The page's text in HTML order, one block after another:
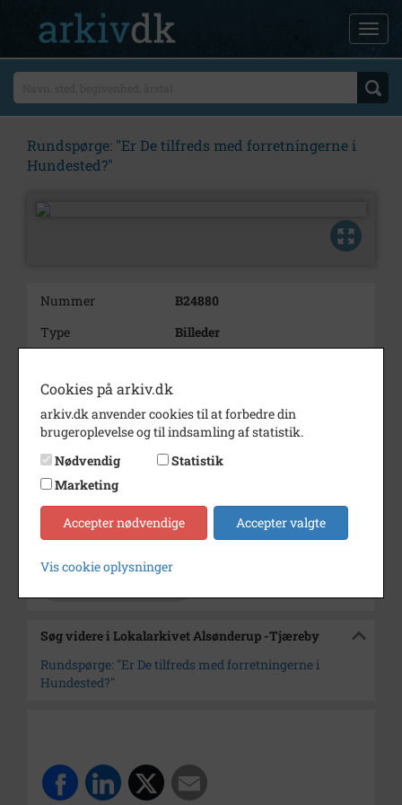
Rundspørge: "Er De tilfreds med forretningerne i
Hundested?"
Nummer
B24880
Type
Billeder
Årstal
1975
Dateringsnote
16. oktober 1975
Fotograf
Arkiv
Lokalarkivet Alsønderup -
Tjæreby
Søg videre i Lokalarkivet Alsønderup -Tjæreby
Rundspørge: "Er De tilfreds med forretningerne i
Hundested?"
Cookies på arkiv.dk
arkiv.dk anvender cookies til at forbedre din
brugeroplevelse og til indsamling af statistik.
Nødvendig
Statistik
Marketing
Accepter nødvendige Accepter valgte
Vis cookie oplysninger